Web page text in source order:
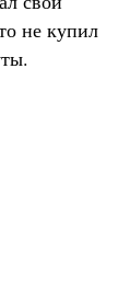
не купил